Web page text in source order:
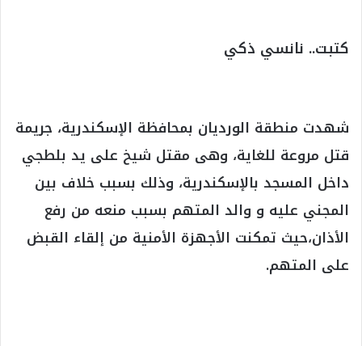
كتبت.. نانسي ذكي
شهدت منطقة الورديان بمحافظة الإسكندرية، جريمة
قتل مروعة للغاية، وهى مقتل شيخ على يد بلطجي
داخل المسجد بالإسكندرية، وذلك بسبب خلاف بين
المجني عليه و والد المتهم بسبب منعه من رفع
الأذان،حيث تمكنت الأجهزة الأمنية من إلقاء القبض
على المتهم.